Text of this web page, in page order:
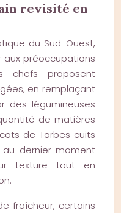
revisité en
du Sud-Ouest,
aux préoccupations
chefs proposent
en remplaçant
des légumineuses
de matières
de Tarbes cuits
dernier moment
texture tout en
fraîcheur, certains